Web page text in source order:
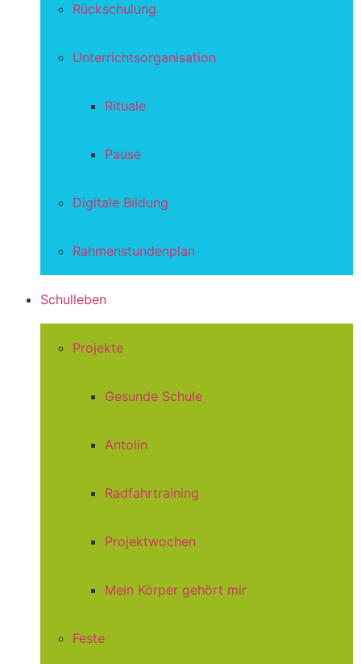
Rückschulung
Unterrichtsorganisation
Rituale
Pause
Digitale Bildung
Rahmenstundenplan
Schulleben
Projekte
Gesunde Schule
Antolin
Radfahrtraining
Projektwochen
Mein Körper gehört mir
Feste